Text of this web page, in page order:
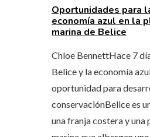
Oportunidades para
economía azul en la
marina de Belice
Chloe BennettHace 7
Belice y la economía
oportunidad para
conservaciónBelice es
una franja costera y